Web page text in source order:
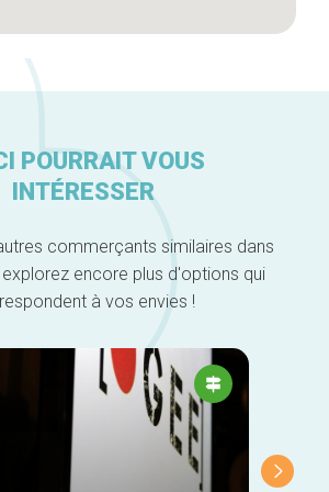
POURRAIT VOUS
INTÉRESSER
commerçants similaires dans
encore plus d'options qui
à vos envies !